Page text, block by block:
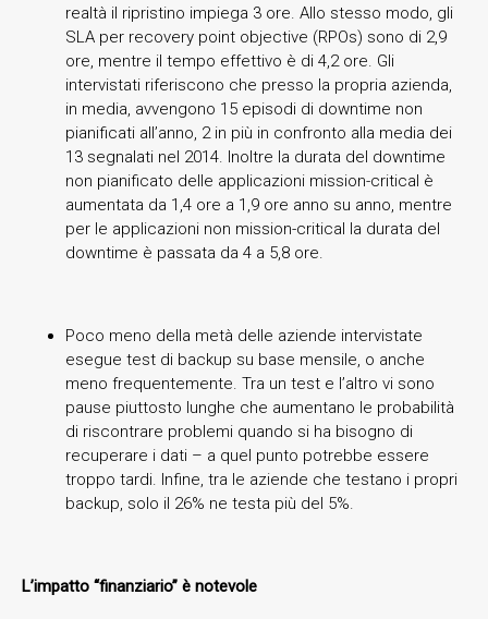
realtà il ripristino impiega 3 ore. Allo stesso modo, gli
SLA per recovery point objective (RPOs) sono di 2,9
ore, mentre il tempo effettivo è di 4,2 ore. Gli
intervistati riferiscono che presso la propria azienda,
in media, avvengono 15 episodi di downtime non
pianificati all’anno, 2 in più in confronto alla media dei
13 segnalati nel 2014. Inoltre la durata del downtime
non pianificato delle applicazioni mission-critical è
aumentata da 1,4 ore a 1,9 ore anno su anno, mentre
per le applicazioni non mission-critical la durata del
downtime è passata da 4 a 5,8 ore.
Poco meno della metà delle aziende intervistate
esegue test di backup su base mensile, o anche
meno frequentemente. Tra un test e l’altro vi sono
pause piuttosto lunghe che aumentano le probabilità
di riscontrare problemi quando si ha bisogno di
recuperare i dati – a quel punto potrebbe essere
troppo tardi. Infine, tra le aziende che testano i propri
backup, solo il 26% ne testa più del 5%.
L’impatto “finanziario” è notevole